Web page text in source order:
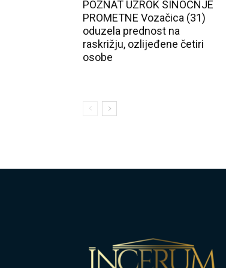
POZNAT UZROK SINOĆNJE
PROMETNE Vozačica (31)
oduzela prednost na
raskrižju, ozlijeđene četiri
osobe